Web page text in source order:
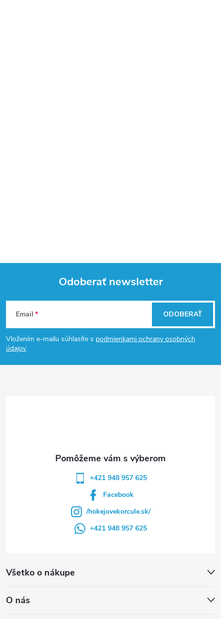
Z
á
p
Odoberať newsletter
Email
Vložením e-mailu súhlasíte s podmienkami ochrany osobných
údajov
ODOBERAŤ
Všetko o nákupe
O nás
+421 948 957 625
Facebook
/hokejovekorcule.sk/
+421 948 957 625